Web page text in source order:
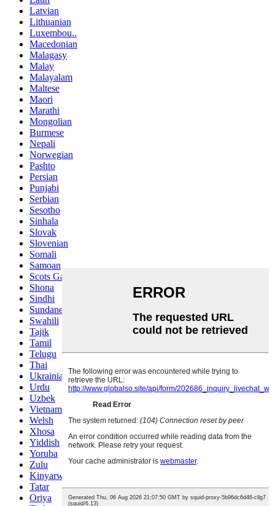
Latvian
Lithuanian
Luxembou..
Macedonian
Malagasy
Malay
Malayalam
Maltese
Maori
Marathi
Mongolian
Burmese
Nepali
Norwegian
Pashto
Persian
Punjabi
Serbian
Sesotho
Sinhala
Slovak
Slovenian
Somali
Samoan
Scots Gaelic
Shona
Sindhi
Sundanese
Swahili
Tajik
Tamil
Telugu
Thai
Ukrainian
Urdu
Uzbek
Vietnamese
Welsh
Xhosa
Yiddish
Yoruba
Zulu
Kinyarwanda
Tatar
Oriya